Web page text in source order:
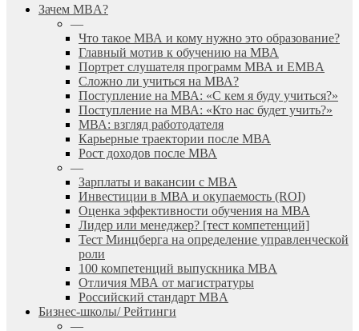
search
Menu
Зачем MBA?
—
Что такое МВА и кому нужно это образование?
Главный мотив к обучению на МВА
Портрет слушателя программ МВА и EMBA
Сложно ли учиться на МВА?
Поступление на МВА: «С кем я буду учиться?»
Поступление на МВА: «Кто нас будет учить?»
МВА: взгляд работодателя
Карьерные траектории после МВА
Рост доходов после МВА
—
Зарплаты и вакансии с MBA
Инвестиции в МВА и окупаемость (ROI)
Оценка эффективности обучения на МВА
Лидер или менеджер? [тест компетенций]
Тест Минцберга на определение управленческой
роли
100 компетенций выпускника MBA
Отличия МВА от магистратуры
Российский стандарт MBA
Бизнес-школы/ Рейтинги
—